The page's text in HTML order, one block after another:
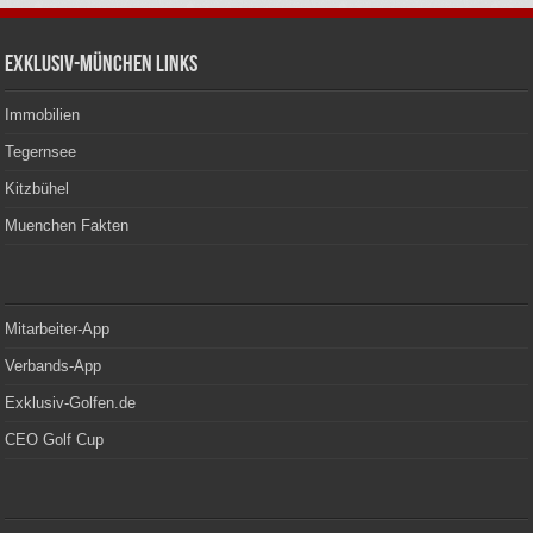
Exklusiv-München Links
Immobilien
Tegernsee
Kitzbühel
Muenchen Fakten
Mitarbeiter-App
Verbands-App
Exklusiv-Golfen.de
CEO Golf Cup